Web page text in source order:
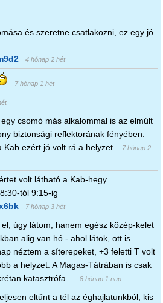
és szeretne csatlakozni, ez egy jó
4 hónap 2 hét
7 hónap 1 hét
csomó más alkalommal is az elmúlt
biztonsági reflektorának fényében.
ezért jó volt rá a helyzet.
7 hónap 2
volt látható a Kab-hegy
tól 9:15-ig
7 hónap 3 hét
úgy látom, hanem egész közép-kelet
alig van hó - ahol látok, ott is
néztem a síterepeket, +3 feletti T volt
a helyzet. A Magas-Tátrában is csak
katasztrófa...
8 hónap 1 nap
eltűnt a tél az éghajlatunkból, kis